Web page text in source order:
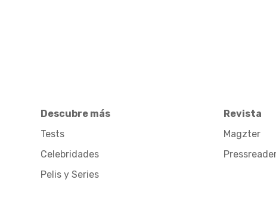
Descubre más
Tests
Celebridades
Pelis y Series
Revista
Magzter